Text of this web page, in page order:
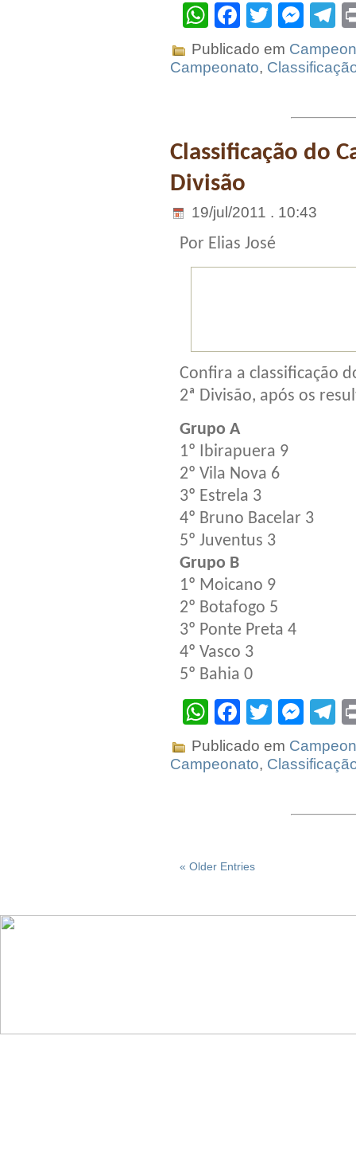
WhatsApp
Facebook
Twitter
Publicado em
Campeonato,
Classificação do
Divisão
19/jul/2011 . 10:43
Por Elias José
Confira a classificação
2ª Divisão, após os
Grupo A
1º Ibirapuera 9
2º Vila Nova 6
3º Estrela 3
4º Bruno Bacelar 3
5º Juventus 3
Grupo B
1º Moicano 9
2º Botafogo 5
3º Ponte Preta 4
4º Vasco 3
5º Bahia 0
WhatsApp
Facebook
Twitter
Publicado em
Campeonato,
« Older Entries